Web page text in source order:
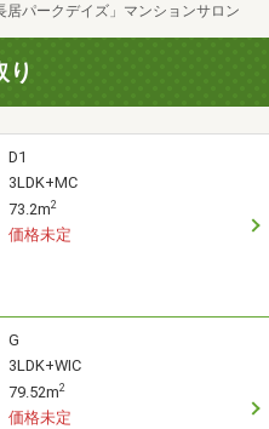
居パークデイズ」マンションサロン
り
D1
3LDK+MC
73.2m2
価格未定
G
3LDK+WIC
79.52m2
価格未定